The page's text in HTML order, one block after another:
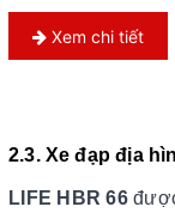
Xem chi tiết
2.3. Xe đạp địa
LIFE HBR 66